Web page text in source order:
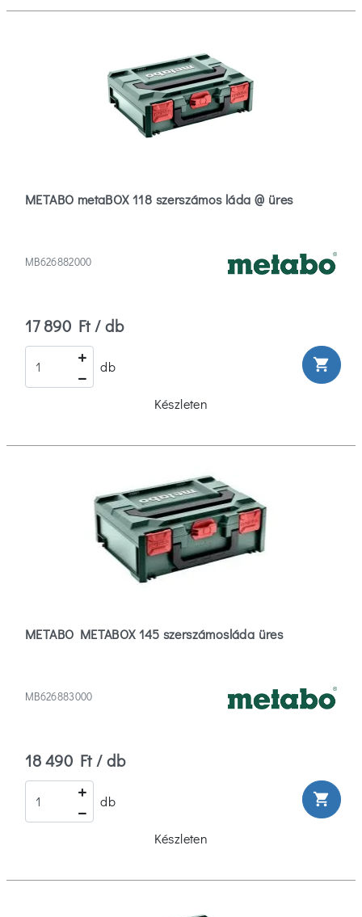
METABO metaBOX 118 szerszámos láda @ üres
MB626882000
17 890 Ft / db
db shopping_cart
Készleten
METABO METABOX 145 szerszámosláda üres
MB626883000
18 490 Ft / db
db shopping_cart
Készleten